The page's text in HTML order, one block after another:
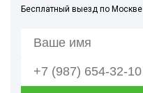
Бесплатный выезд по Москве